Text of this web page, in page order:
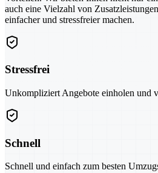
auch eine Vielzahl von
einfacher und stressfreier machen.
Stressfrei
Unkompliziert Angebote einholen und
Schnell
Schnell und einfach zum besten